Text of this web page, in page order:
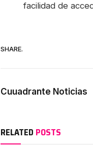
facilidad de
SHARE.
Cuuadrante Noticias
RELATED POSTS